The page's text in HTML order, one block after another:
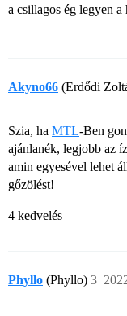
a csillagos ég legyen
Akyno66 (Erdődi
Szia, ha MTL-Ben
ajánlanék, legjobb az
amin egyesével lehet
gőzölést!
4 kedvelés
Phyllo (Phyllo) 3